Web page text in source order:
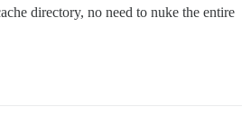
directory, no need to nuke the entire